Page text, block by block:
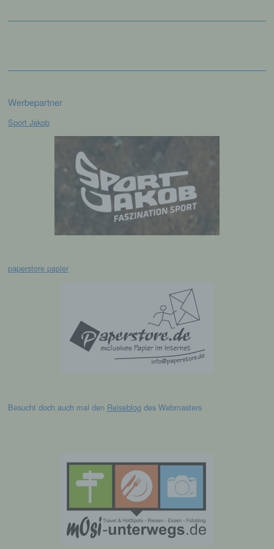
Werbepartner
Sport Jakob
paperstore papier
Besucht doch auch mal den Reiseblog des Webmasters
Verbreitung oder eine andere Form der
personenbezogener Daten mit dem Ziel, ihre
künftige Verarbeitung einzuschränken.
e) Profiling
Profiling ist jede Art der automatisierten
werden, um bestimmte persönliche Aspekte,
die sich auf eine natürliche Person beziehen,
bezüglich Arbeitsleistung, wirtschaftlicher
Lage, Gesundheit, persönlicher Vorlieben,
Interessen, Zuverlässigkeit, Verhalten,
Aufenthaltsort oder Ortswechsel dieser
natürlichen Person zu analysieren oder
vorherzusagen.
Informationen nicht mehr einer spezifischen
betroffenen Person zugeordnet werden
können, sofern diese zusätzlichen
Informationen gesondert aufbewahrt werden
und technischen und organisatorischen
Maßnahmen unterliegen, die gewährleisten,
dass die personenbezogenen Daten nicht
einer identifizierten oder identifizierbaren